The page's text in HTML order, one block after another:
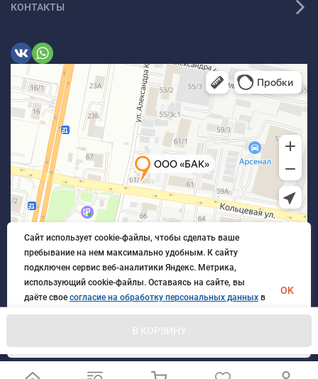
В КОРЗИНУ
КОНТАКТЫ
© 2026 БлагАвтоКомплект. Все права защищены
Сайт использует cookie-файлы, чтобы сделать ваше
пребывание на нем максимально удобным. К cайту
подключен сервис веб-аналитики Яндекс. Метрика,
использующий cookie-файлы. Оставаясь на сайте, вы
даёте свое согласие на обработку персональных данных в
порядке, указанном вПолитике обработки персональных
OK